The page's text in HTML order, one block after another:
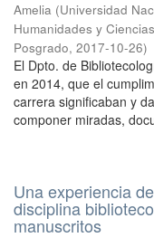
Amelia (Universidad
Humanidades y
Posgrado, 2017-10-26)
El Dpto. de
en 2014, que el
carrera significaban y
componer miradas,
Una experiencia
disciplina
manuscritos